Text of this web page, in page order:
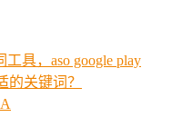
具，aso google play
关键词？